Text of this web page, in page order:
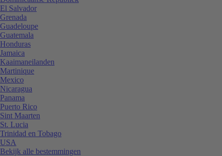
El Salvador
Grenada
Guadeloupe
Guatemala
Honduras
Jamaica
Kaaimaneilanden
Martinique
Mexico
Nicaragua
Panama
Puerto Rico
Sint Maarten
St. Lucia
Trinidad en Tobago
USA
Bekijk alle bestemmingen